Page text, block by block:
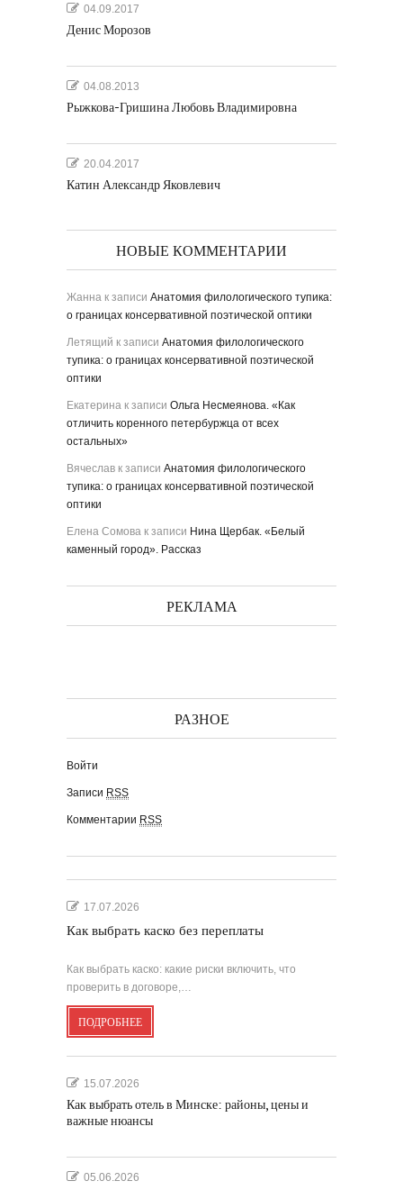
04.09.2017
Денис Морозов
04.08.2013
Рыжкова-Гришина Любовь Владимировна
20.04.2017
Катин Александр Яковлевич
НОВЫЕ КОММЕНТАРИИ
Жанна к записи Анатомия филологического тупика:
о границах консервативной поэтической оптики
Летящий к записи Анатомия филологического
тупика: о границах консервативной поэтической
оптики
Екатерина к записи Ольга Несмеянова. «Как
отличить коренного петербуржца от всех
остальных»
Вячеслав к записи Анатомия филологического
тупика: о границах консервативной поэтической
оптики
Елена Сомова к записи Нина Щербак. «Белый
каменный город». Рассказ
РЕКЛАМА
РАЗНОЕ
Войти
Записи RSS
Комментарии RSS
17.07.2026
Как выбрать каско без переплаты
Как выбрать каско: какие риски включить, что
проверить в договоре,…
ПОДРОБНЕЕ
15.07.2026
Как выбрать отель в Минске: районы, цены и
важные нюансы
05.06.2026